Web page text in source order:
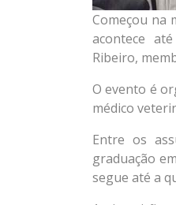
Começou na
acontece até
Ribeiro,
O evento é
médico
Entre os
graduação
segue até a